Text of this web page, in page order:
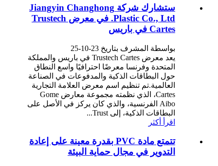
ستشارك شركة Jiangyin Changhong
Plastic Co., Ltd. في معرض Trustech
Cartes في باريس
بواسطة المشرف بتاريخ 23-10-25
يعد معرض Trustech Cartes في باريس والمملكة
المتحدة وفرنسا معرضًا احترافيًا واسع النطاق
حول البطاقات الذكية والمدفوعات في الصناعة
العالمية.تم تنظيم اسم معرض العلامة التجارية
Cartes، الذي نظمته مجموعة معارض Gome
Aibo الفرنسية، والذي كان يركز في الأصل على
البطاقات الذكية، إلى Trust...
اقرأ أكثر
تتمتع مادة PVC بقدرة معينة على إعادة
التدوير في مجال حماية البيئة